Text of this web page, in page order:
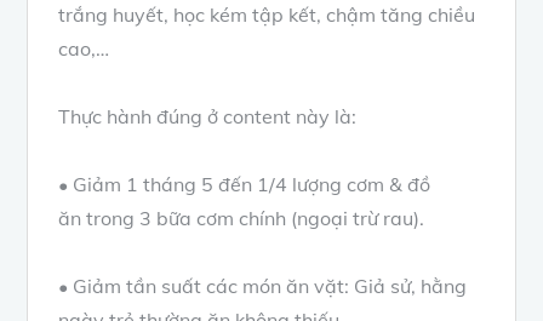
trắng huyết, học kémtập kết, chậm tăng chiều
cao,…
Thực hành đúng ở content này là:
• Giảm 1 tháng 5 đến 1/4 lượng cơm & đồ
ăn trong 3 bữa cơm chính (ngoại trừ rau).
• Giảm tần suất các món ăn vặt: Giả sử, hằng